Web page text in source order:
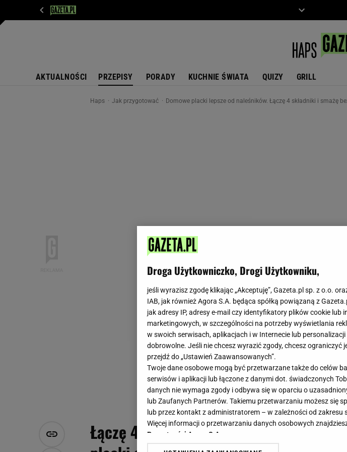
AKTUALNOŚCI PRZEPISY PORADY KUCHNIE ŚWIATA QUIZY GRILL
Haps Jak przygotować Domowe placki lepsze od naleśników. Łączę 4 składniki i smażę
Łączę 4 składniki i smażę bez
Droga Użytkowniczko, Drogi Użytkowniku,
jeśli wyrazisz zgodę klikając „Akceptuję”, Gazeta.pl sp. z o.o.
IAB, jak również Agora S.A. będąca spółką powiązaną z
jak adresy IP, adresy e-mail czy identyfikatory plików cookie
marketingowych, w szczególności na potrzeby wyświetlania
w swoich serwisach, aplikacjach i w Internecie lub
dobrowolne. Jeśli nie chcesz wyrazić zgody, chcesz ograniczyć
przejdź do „Ustawień Zaawansowanych”.
Twoje dane osobowe mogą być przetwarzane także do celów
serwisów i aplikacji lub łączone z danymi dot. świadczonych
danych nie wymaga zgody i odbywa się w oparciu o
lub Zaufanych Partnerów. Takiemu przetwarzaniu możesz się
lub przez kontakt z administratorem – w zależności od
Więcej informacji o przetwarzaniu danych osobowych
Prywatności Agora S.A.